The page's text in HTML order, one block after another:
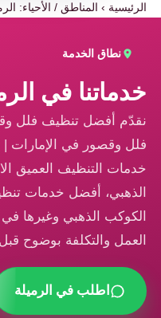
الرئيسية ›المناطق / الأحياء:
نطاق الخدمة
خدماتنا في
نقدّم أفضل تنظيف فلل
فلل وقصور في الإمارات |
خدمات التنظيف العميق
الذهبي، أفضل خدمات
الكوكب الذهبي وغيرها
العمل والتكلفة بوضوح
اطلب في الرميلة